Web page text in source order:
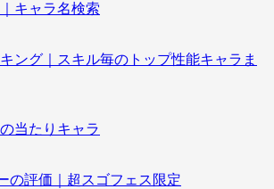
キャラ名検索
ング｜スキル毎のトップ性能キャラま
当たりキャラ
の評価｜超スゴフェス限定